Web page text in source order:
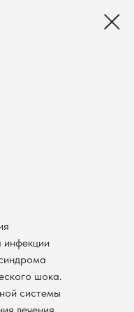
инфекции
шока.
системы